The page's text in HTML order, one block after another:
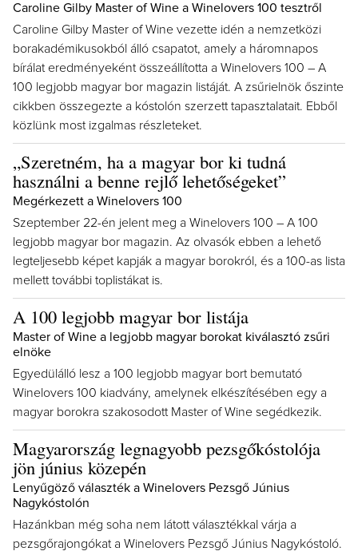
Caroline Gilby Master of Wine a Winelovers 100 tesztről
Caroline Gilby Master of Wine vezette idén a nemzetközi
borakadémikusokból álló csapatot, amely a háromnapos
bírálat eredményeként összeállította a Winelovers 100 – A
100 legjobb magyar bor magazin listáját. A zsűrielnök őszinte
cikkben összegezte a kóstolón szerzett tapasztalatait. Ebből
közlünk most izgalmas részleteket.
„Szeretném, ha a magyar bor ki tudná
használni a benne rejlő lehetőségeket”
Megérkezett a Winelovers 100
Szeptember 22-én jelent meg a Winelovers 100 – A 100
legjobb magyar bor magazin. Az olvasók ebben a lehető
legteljesebb képet kapják a magyar borokról, és a 100-as lista
mellett további toplistákat is.
A 100 legjobb magyar bor listája
Master of Wine a legjobb magyar borokat kiválasztó zsűri
elnöke
Egyedülálló lesz a 100 legjobb magyar bort bemutató
Winelovers 100 kiadvány, amelynek elkészítésében egy a
magyar borokra szakosodott Master of Wine segédkezik.
Magyarország legnagyobb pezsgőkóstolója
jön június közepén
Lenyűgöző választék a Winelovers Pezsgő Június
Nagykóstolón
Hazánkban még soha nem látott választékkal várja a
pezsgőrajongókat a Winelovers Pezsgő Június Nagykóstoló.